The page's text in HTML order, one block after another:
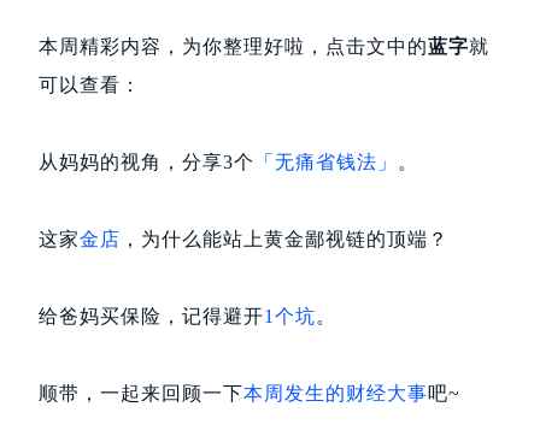
本周精彩内容，为你整理好啦，点击文中的蓝字就
可以查看：
从妈妈的视角，分享3个 「无痛省钱法」 。
这家金店 ，为什么能站上黄金鄙视链的顶端？
给爸妈买保险，记得避开1个坑。
顺带，一起来回顾一下本周发生的财经大事吧~